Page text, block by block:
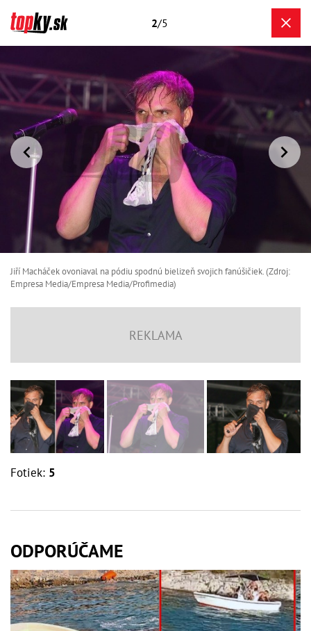
2/5
Jiří Macháček ovoniaval na pódiu spodnú bielizeň svojich fanúšičiek. (Zdroj:
Empresa Media/Empresa Media/Profimedia)
Fotiek: 5
ODPORÚČAME